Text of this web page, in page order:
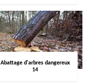
Abattage d'arbres dangereux
14